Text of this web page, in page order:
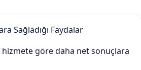
Sağladığı Faydalar
hizmete göre daha net sonuçlara